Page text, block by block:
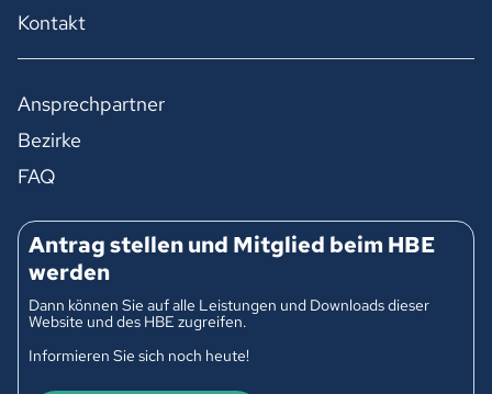
Kontakt
Ansprechpartner
Bezirke
FAQ
Antrag stellen und Mitglied beim HBE
werden
Dann können Sie auf alle Leistungen und Downloads dieser
Website und des HBE zugreifen.
Informieren Sie sich noch heute!